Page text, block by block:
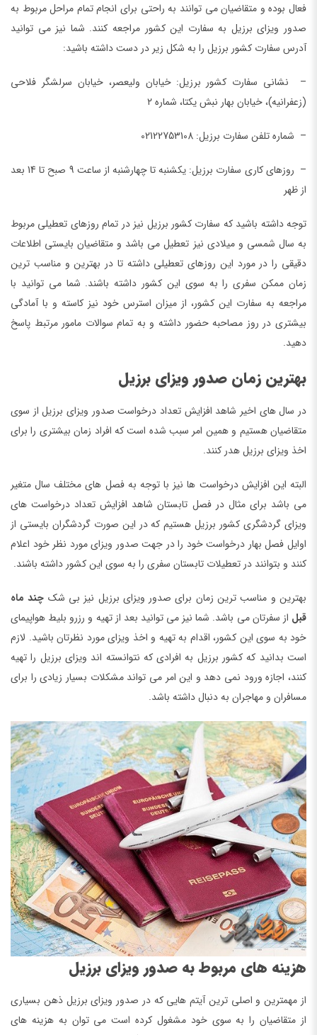
فعال بوده و متقاضیان می توانند به راحتی برای انجام تمام مراحل مربوط به
صدور ویزای برزیل به سفارت این کشور مراجعه کنند. شما نیز می توانید
آدرس سفارت کشور برزیل را به شکل زیر در دست داشته باشید:
– نشانی سفارت کشور برزیل: خیابان ولیعصر، خیابان سرلشگر فلاحی
(زعفرانیه)، خیابان بهار نبش یکتا، شماره ۲
– شماره تلفن سفارت برزیل: 02122753108
– روزهای کاری سفارت برزیل: یکشنبه تا چهارشنبه از ساعت 9 صبح تا 14 بعد
از ظهر
توجه داشته باشید که سفارت کشور برزیل نیز در تمام روزهای تعطیلی مربوط
به سال شمسی و میلادی نیز تعطیل می باشد و متقاضیان بایستی اطلاعات
دقیقی را در مورد این روزهای تعطیلی داشته تا در بهترین و مناسب ترین
زمان ممکن سفری را به سوی این کشور داشته باشند. شما می توانید با
مراجعه به سفارت این کشور، از میزان استرس خود نیز کاسته و با آمادگی
بیشتری در روز مصاحبه حضور داشته و به تمام سوالات مامور مرتبط پاسخ
دهید.
بهترین زمان صدور ویزای برزیل
در سال های اخیر شاهد افزایش تعداد درخواست صدور ویزای برزیل از سوی
متقاضیان هستیم و همین امر سبب شده است که افراد زمان بیشتری را برای
اخذ ویزای برزیل هدر کنند.
البته این افزایش درخواست ها نیز با توجه به فصل های مختلف سال متغیر
می باشد برای مثال در فصل تابستان شاهد افزایش تعداد درخواست های
ویزای گردشگری کشور برزیل هستیم که در این صورت گردشگران بایستی از
اوایل فصل بهار درخواست خود را در جهت صدور ویزای مورد نظر خود اعلام
کنند و بتوانند در تعطیلات تابستان سفری را به سوی این کشور داشته باشند.
بهترین و مناسب ترین زمان برای صدور ویزای برزیل نیز بی شک چند ماه
قبل از سفرتان می باشد. شما نیز می توانید بعد از تهیه و رزرو بلیط هواپیمای
خود به سوی این کشور، اقدام به تهیه و اخذ ویزای مورد نظرتان باشید. لازم
است بدانید که کشور برزیل به افرادی که نتوانسته اند ویزای برزیل را تهیه
کنند، اجازه ورود نمی دهد و این امر می تواند مشکلات بسیار زیادی را برای
مسافران و مهاجران به دنبال داشته باشد.
هزینه های مربوط به صدور ویزای برزیل
از مهمترین و اصلی ترین آیتم هایی که در صدور ویزای برزیل ذهن بسیاری
از متقاضیان را به سوی خود مشغول کرده است می توان به هزینه های